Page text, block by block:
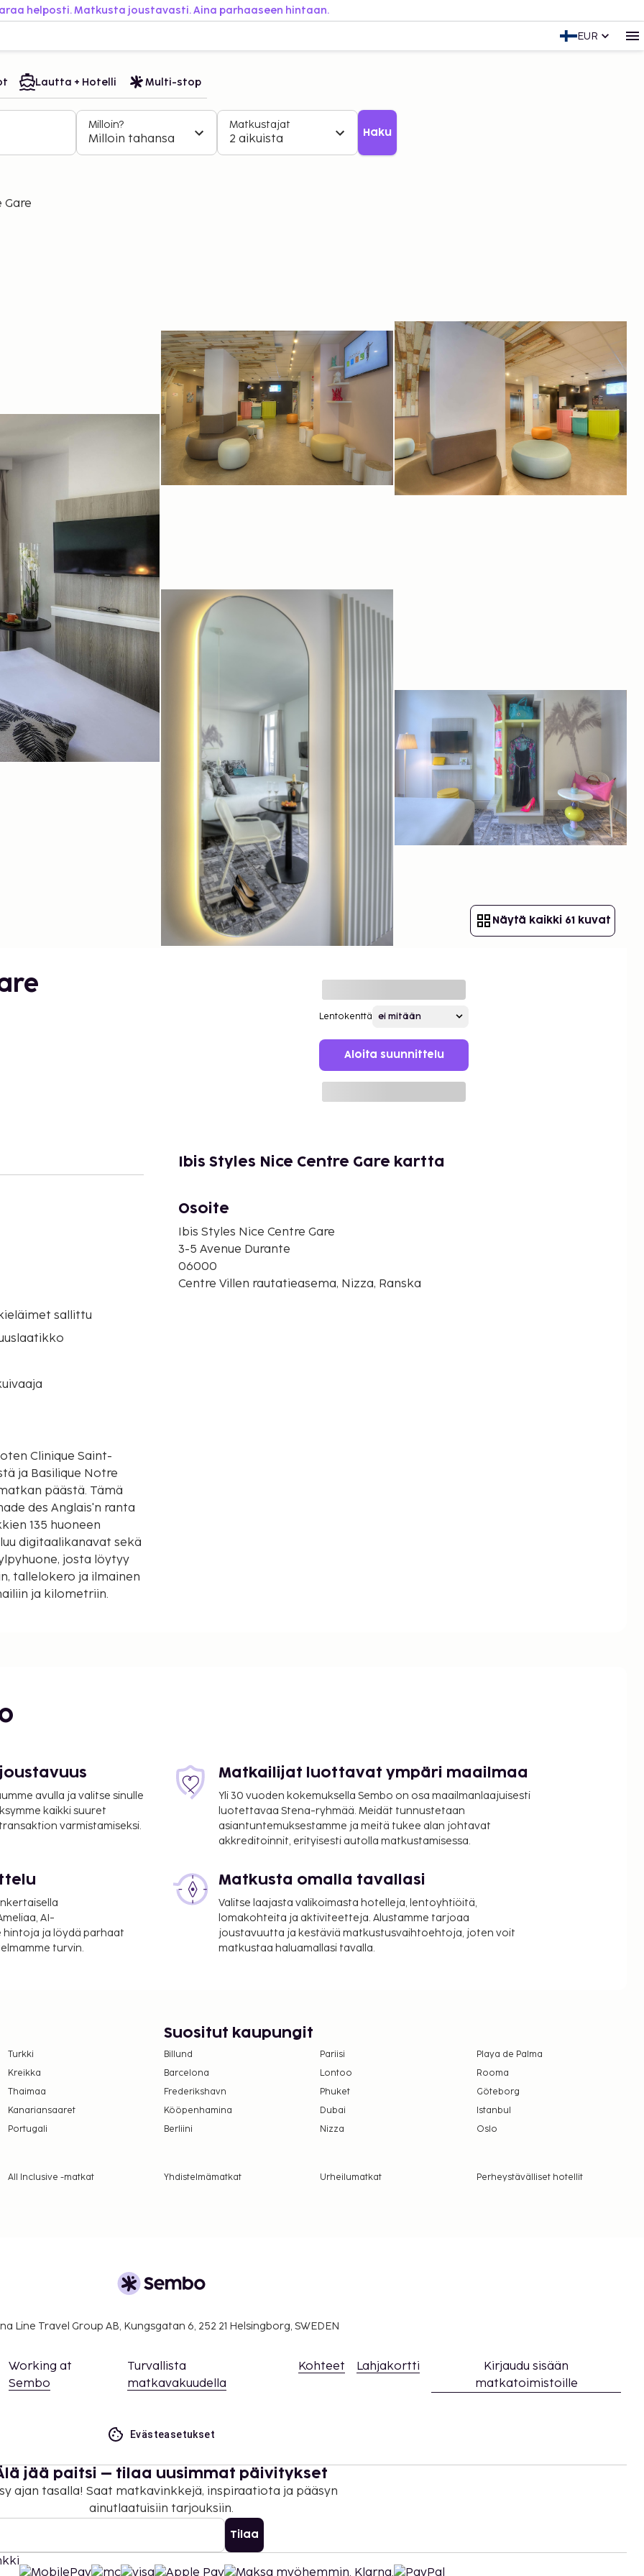
helposti. Matkusta joustavasti. Aina parhaaseen hintaan.
EUR
Lautta + Hotelli Multi-stop
Milloin?
Milloin tahansa
Matkustajat
2 aikuista Haku
Gare
Näytä kaikki 61 kuvat
Lentokenttä
Aloita suunnittelu
sallittu
Clinique Saint-
ja Basilique Notre
päästä. Tämä
des Anglais'n ranta
135 huoneen
digitaalikanavat sekä
josta löytyy
tallelokero ja ilmainen
ja kilometriin.
7,8 km / 4,8 mi
ja ympäri
terassi sekä ilmainen
Nice Centre Gare
maksut.
yö. Tätä veroa ei
maksut.
ympäri)
maksutavoilla.
asiakkaat
katsomatta
Ibis Styles Nice Centre Gare kartta
Osoite
Ibis Styles Nice Centre Gare
3-5 Avenue Durante
06000
Centre Villen rautatieasema, Nizza, Ranska
avulla ja valitse sinulle
kaikki suuret
varmistamiseksi.
Matkailijat luottavat ympäri maailmaa
Yli 30 vuoden kokemuksella Sembo on osa maailmanlaajuisesti
luotettavaa Stena-ryhmää. Meidät tunnustetaan
asiantuntemuksestamme ja meitä tukee alan johtavat
akkreditoinnit, erityisesti autolla matkustamisessa.
AI-
ja löydä parhaat
turvin.
Matkusta omalla tavallasi
Valitse laajasta valikoimasta hotelleja, lentoyhtiöitä,
lomakohteita ja aktiviteetteja. Alustamme tarjoaa
joustavuutta ja kestäviä matkustusvaihtoehtoja, joten voit
matkustaa haluamallasi tavalla.
Turkki
Kreikka
Thaimaa
Kanariansaaret
Portugali
Suositut kaupungit
Billund Pariisi
Playa de Palma
Barcelona
Lontoo
Rooma
Frederikshavn
Phuket
Göteborg
Kööpenhamina
Dubai
Istanbul
Berliini
Nizza Oslo
All Inclusive -matkat Yhdistelmämatkat Urheilumatkat
Perheystävälliset hotellit
Line Travel Group AB, Kungsgatan 6, 252 21 Helsingborg, SWEDEN
Working at
Sembo
Turvallista
matkavakuudella
Kohteet Lahjakortti
Kirjaudu sisään
matkatoimistoille
Evästeasetukset
jää paitsi – tilaa uusimmat päivitykset
ajan tasalla! Saat matkavinkkejä, inspiraatiota ja pääsyn
ainutlaatuisiin tarjouksiin.
Tilaa